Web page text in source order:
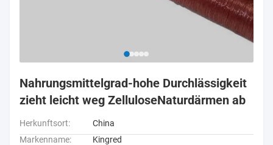
Nahrungsmittelgrad-hohe Durchlässigkeit
zieht leicht weg ZelluloseNaturdärmen ab
Herkunftsort:
China
Markenname:
Kingred